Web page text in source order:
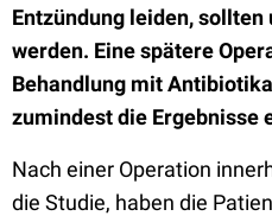
Entzündung leiden,
werden. Eine spätere
Behandlung mit
zumindest die Ergebnisse
Nach einer Operation
die Studie, haben die